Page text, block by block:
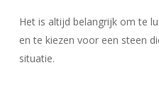
Het is altijd belangrijk om te
en te kiezen voor een steen
situatie.